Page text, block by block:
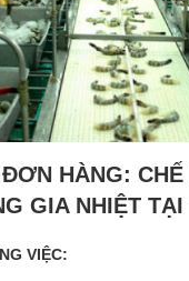
HÀNG: CHẾ
GIA NHIỆT
VIỆC: